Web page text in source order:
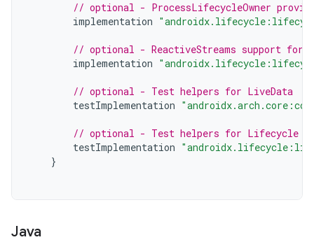
// optional - ProcessLifecycleOwner
implementation
// optional - ReactiveStreams support for
implementation
// optional - Test helpers for LiveData
testImplementation
// optional - Test helpers for Lifecycle
testImplementation
}
Java